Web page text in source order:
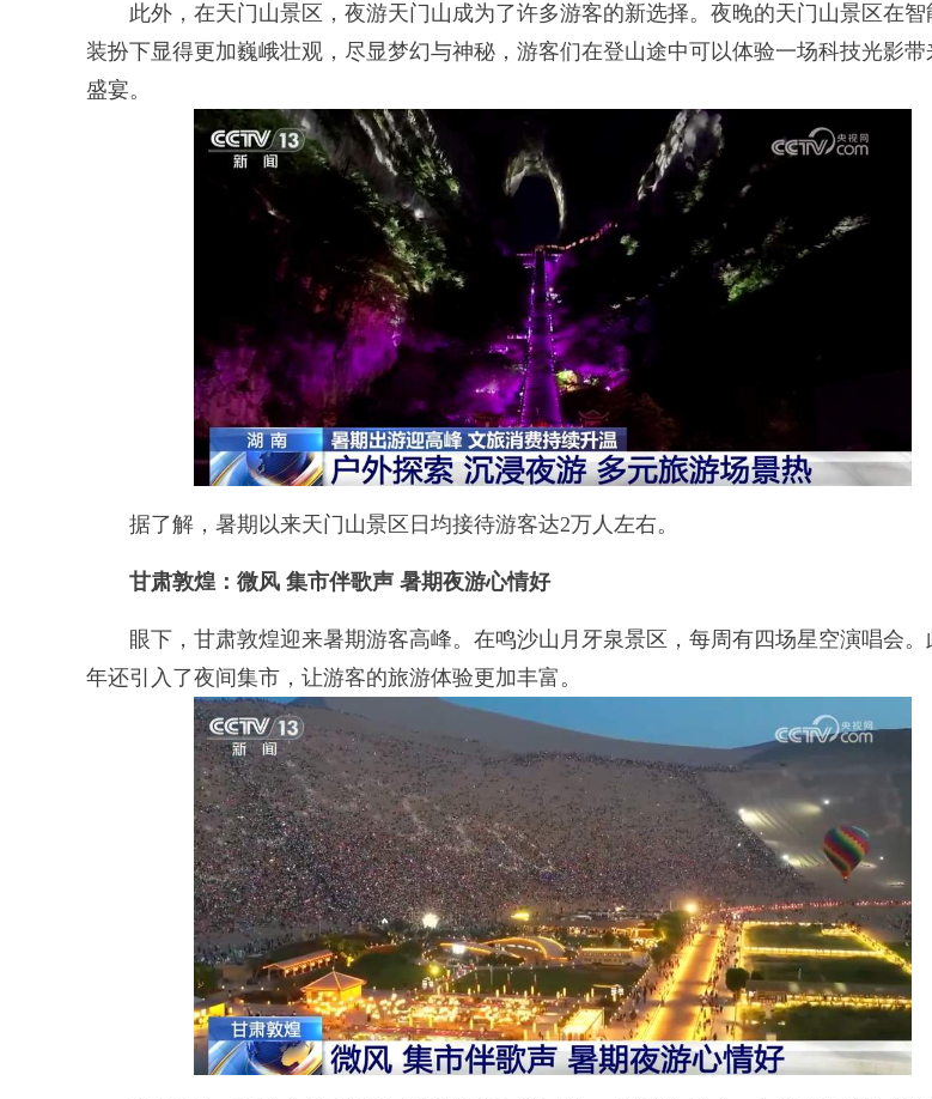
此外，在天门山景区，夜游天门山成为了许多游客的新选择。夜晚的天门山景区在智
装扮下显得更加巍峨壮观，尽显梦幻与神秘，游客们在登山途中可以体验一场科技光影带
盛宴。
据了解，暑期以来天门山景区日均接待游客达2万人左右。
甘肃敦煌：微风 集市伴歌声 暑期夜游心情好
眼下，甘肃敦煌迎来暑期游客高峰。在鸣沙山月牙泉景区，每周有四场星空演唱会。
年还引入了夜间集市，让游客的旅游体验更加丰富。